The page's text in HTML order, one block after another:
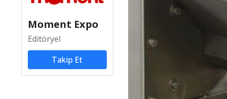
Moment Expo
Editöryel
Takip Et